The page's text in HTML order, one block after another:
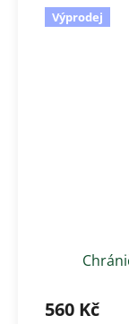
Výprodej
560 Kč